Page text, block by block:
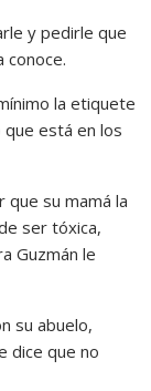
y pedirle que
conoce.
la etiquete
que está en los
que su mamá la
ser tóxica,
Guzmán le
su abuelo,
dice que no